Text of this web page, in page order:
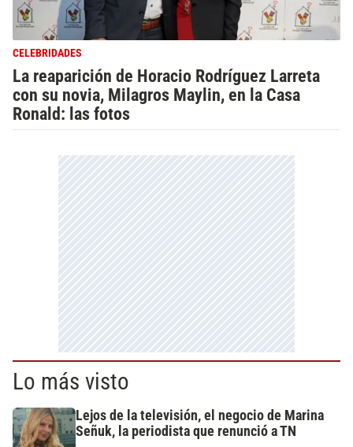
CELEBRIDADES
La reaparición de Horacio Rodríguez Larreta
con su novia, Milagros Maylin, en la Casa
Ronald: las fotos
Lo más visto
Lejos de la televisión, el negocio de Marina
Señuk, la periodista que renunció a TN